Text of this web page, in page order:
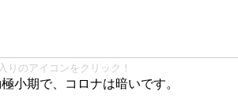
りのアイコンをクリック！
小期で、コロナは暗いです。